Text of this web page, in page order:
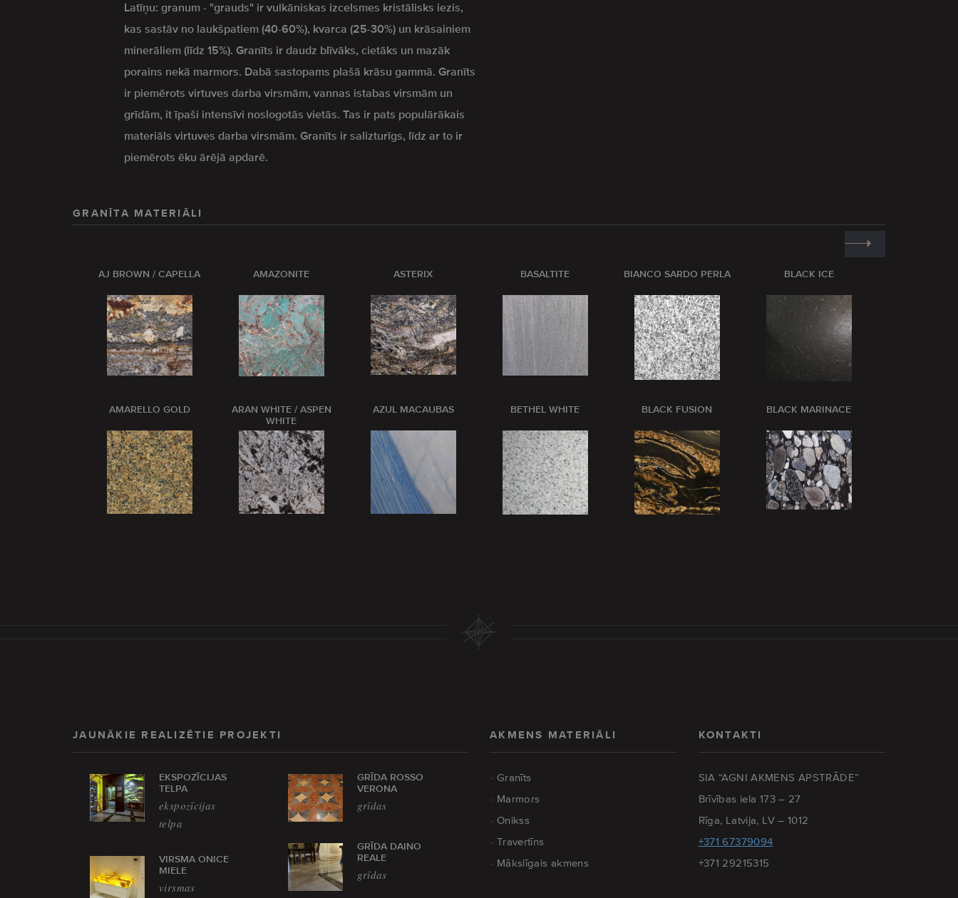
Latīņu: granum - "grauds" ir vulkāniskas izcelsmes kristālisks iezis,
kas sastāv no laukšpatiem (40-60%), kvarca (25-30%) un krāsainiem
minerāliem (līdz 15%). Granīts ir daudz blīvāks, cietāks un mazāk
porains nekā marmors. Dabā sastopams plašā krāsu gammā. Granīts
ir piemērots virtuves darba virsmām, vannas istabas virsmām un
grīdām, it īpaši intensīvi noslogotās vietās. Tas ir pats populārākais
materiāls virtuves darba virsmām. Granīts ir salizturīgs, līdz ar to ir
piemērots ēku ārējā apdarē.
GRANĪTA MATERIĀLI
AJ BROWN / CAPELLA
AMARELLO GOLD
AMAZONITE
ARAN WHITE / ASPEN
WHITE
ASTERIX
AZUL MACAUBAS
BASALTITE
BETHEL WHITE
BIANCO SARDO PERLA
BLACK FUSION
BLACK ICE
BLACK MARINACE
JAUNĀKIE REALIZĒTIE PROJEKTI
EKSPOZĪCIJAS
TELPA
ekspozīcijas
telpa
VIRSMA ONICE
MIELE
virsmas
GRĪDA ROSSO
VERONA
grīdas
GRĪDA DAINO
REALE
grīdas
AKMENS MATERIĀLI
Granīts
Marmors
Onikss
Travertīns
Mākslīgais akmens
KONTAKTI
SIA “AGNI AKMENS APSTRĀDE”
Brīvības iela 173 – 27
Rīga, Latvija, LV – 1012
+371 67379094
+371 29215315